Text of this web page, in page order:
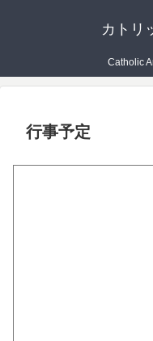
カトリ
Catholic
行事予定